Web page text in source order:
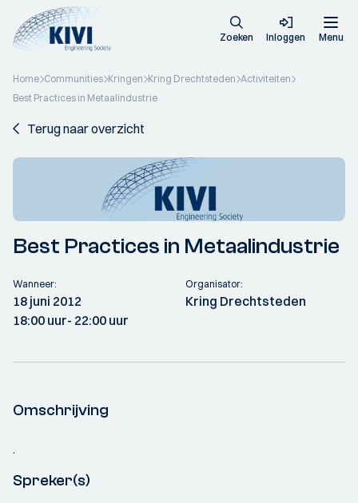
Zoeken Inloggen Menu
Home Communities Kringen Kring Drechtsteden Activiteiten
Best Practices in Metaalindustrie
Terug naar overzicht
Best Practices in Metaalindustrie
Wanneer:
18 juni 2012
18:00 uur- 22:00 uur
Organisator:
Kring Drechtsteden
Omschrijving
.
Spreker(s)